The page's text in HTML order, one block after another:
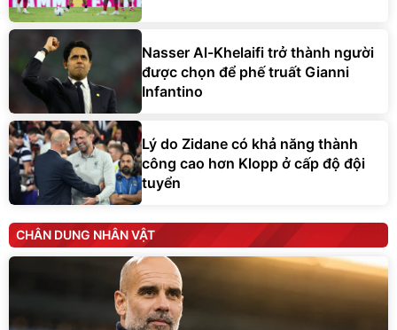
Nasser Al-Khelaifi trở thành người
được chọn để phế truất Gianni
Infantino
Lý do Zidane có khả năng thành
công cao hơn Klopp ở cấp độ đội
tuyển
CHÂN DUNG NHÂN VẬT